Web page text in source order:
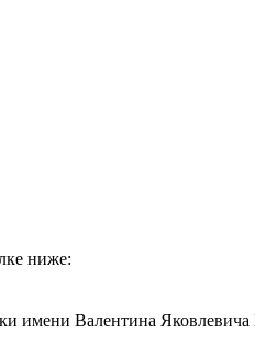
ниже:
имени Валентина Яковлевича